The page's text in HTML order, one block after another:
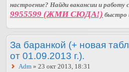
настроение? Найди вакансии и работу
9955599 (ЖМИ СЮДА!) быстро
За баранкой (+ новая
от 01.09.2013 г.).
Adm » 23 окт 2013, 18:31